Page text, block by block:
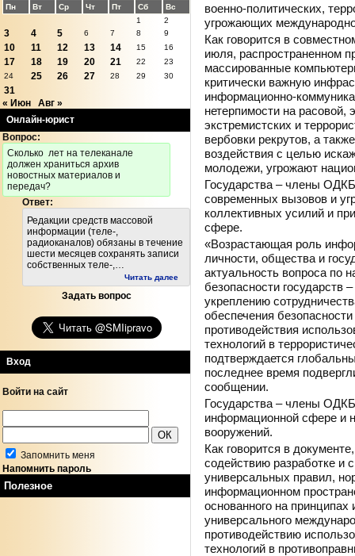
Пн Вт Ср Чт Пт Сб
Вс
1
2
3 4 5 6 7 8 9
10 11 12 13 14 15 16
17 18 19 20 21 22
23
24
25 26 27 28 29 30
31
« Июн
Авг »
Онлайн-юрист
Вопрос:
Cколько лет на телеканале
должен храниться архив
новостных материалов и
передач?
Ответ:
Редакции средств массовой
информации (теле-,
радиоканалов) обязаны в течение
шести месяцев сохранять записи
собственных теле-,…
Читать далее
Задать вопрос
Вход
Войти на сайт
Запомнить меня
Напомнить пароль
Полезное
военно-политических,
угрожающих
Как говорится в
июля, распространенном
массированные
критически важную
информационно-
нетерпимости на расовой,
экстремистских и
вербовки рекрутов, а
воздействия с целью
молодежи, угрожают
Государства – члены
современных вызовов и
коллективных усилий и
сфере.
«Возрастающая роль
личности, общества и
актуальность вопроса по
безопасности
укреплению
обеспечения
противодействия
технологий в
подтверждается
последнее время
сообщении.
Государства – члены
информационной сфере и
вооружений.
Как говорится в
содействию разработке
универсальных правил,
информационном
основанного на
универсального
противодействию
технологий в